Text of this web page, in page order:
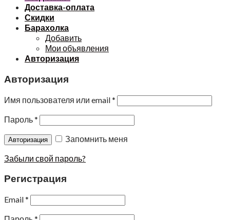
Доставка-оплата
Скидки
Барахолка
Добавить
Мои объявления
Авторизация
Авторизация
Имя пользователя или email*
Пароль*
Запомнить меня
Забыли свой пароль?
Регистрация
Email*